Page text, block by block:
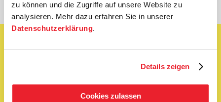
zu können und die Zugriffe auf unsere Website zu
analysieren. Mehr dazu erfahren Sie in unserer
Datenschutzerklärung.
Details zeigen
Cookies zulassen